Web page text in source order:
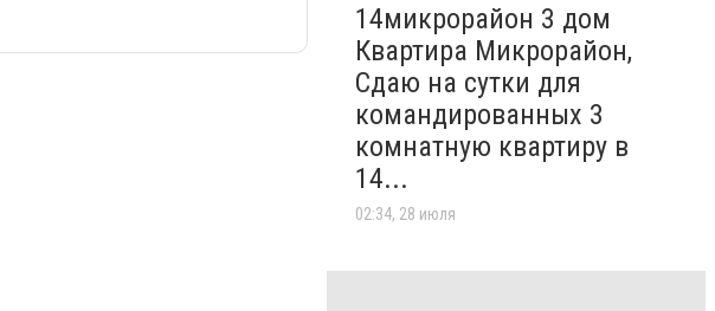
14микрорайон 3 дом
Квартира Микрорайон,
Сдаю на сутки для
командированных 3
комнатную квартиру в
14...
02:34, 28 июля